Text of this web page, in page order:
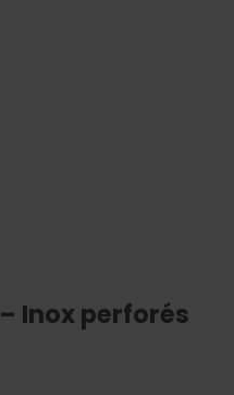
Inox perforés